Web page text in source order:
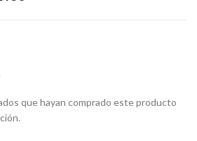
que hayan comprado este producto